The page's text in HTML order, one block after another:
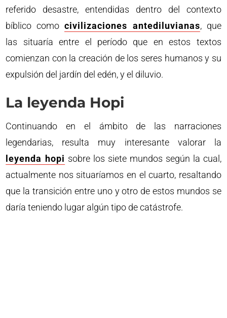
referido desastre, entendidas dentro del contexto
bíblico como civilizaciones antediluvianas, que
las situaría entre el período que en estos textos
comienzan con la creación de los seres humanos y su
expulsión del jardín del edén, y el diluvio.
La leyenda Hopi
Continuando en el ámbito de las narraciones
legendarias, resulta muy interesante valorar la
leyenda hopi sobre los siete mundos según la cual,
actualmente nos situaríamos en el cuarto, resaltando
que la transición entre uno y otro de estos mundos se
daría teniendo lugar algún tipo de catástrofe.